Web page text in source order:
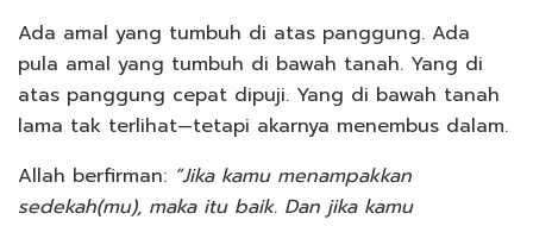
Ada amal yang tumbuh di atas panggung. Ada
pula amal yang tumbuh di bawah tanah. Yang di
atas panggung cepat dipuji. Yang di bawah tanah
lama tak terlihat—tetapi akarnya menembus dalam.
Allah berfirman: “Jika kamu menampakkan
sedekah(mu), maka itu baik. Dan jika kamu